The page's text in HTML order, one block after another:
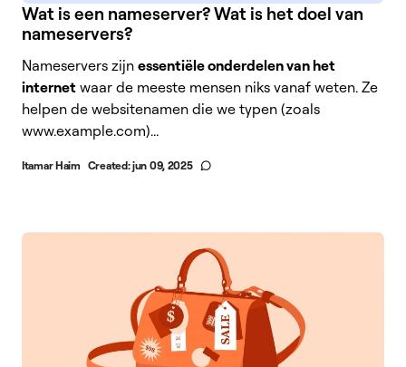
Wat is een nameserver? Wat is het doel van
nameservers?
Nameservers zijn essentiële onderdelen van het
internet waar de meeste mensen niks vanaf weten. Ze
helpen de websitenamen die we typen (zoals
www.example.com)...
Itamar Haim Created:jun 09, 2025